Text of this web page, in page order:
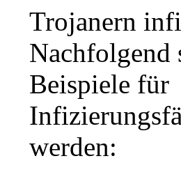
Trojanern
Nachfolgend
Beispiele für
werden: